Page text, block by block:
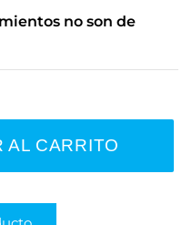
no son de
AL CARRITO